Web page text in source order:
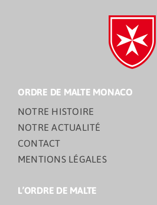
ORDRE DE MALTE MONACO
NOTRE HISTOIRE
NOTRE ACTUALITÉ
CONTACT
MENTIONS LÉGALES
L’ORDRE DE MALTE